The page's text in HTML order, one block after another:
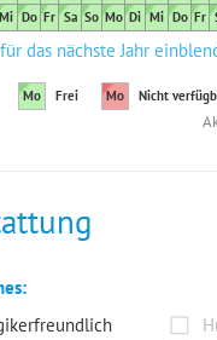
Mi Do Fr Sa So Mo Di Mi Do Fr
das nächste Jahr
Mo Frei Mo Nicht